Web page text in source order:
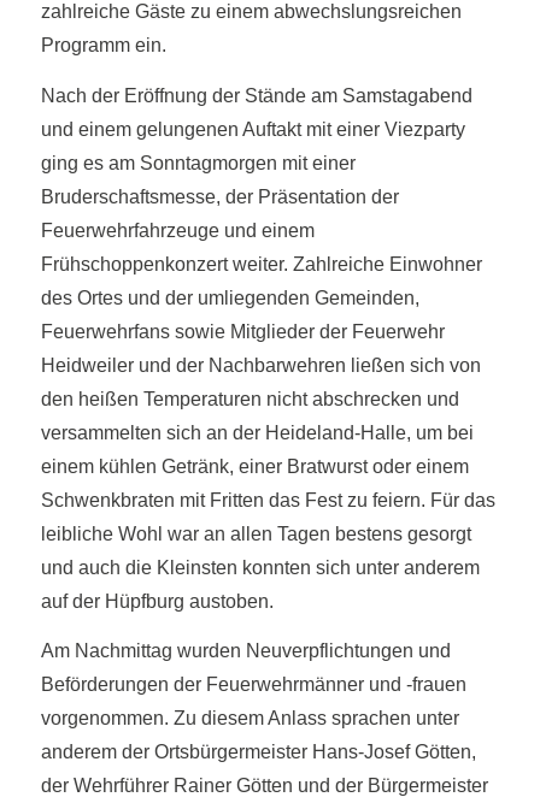
zahlreiche Gäste zu einem abwechslungsreichen
Programm ein.
Nach der Eröffnung der Stände am Samstagabend
und einem gelungenen Auftakt mit einer Viezparty
ging es am Sonntagmorgen mit einer
Bruderschaftsmesse, der Präsentation der
Feuerwehrfahrzeuge und einem
Frühschoppenkonzert weiter. Zahlreiche Einwohner
des Ortes und der umliegenden Gemeinden,
Feuerwehrfans sowie Mitglieder der Feuerwehr
Heidweiler und der Nachbarwehren ließen sich von
den heißen Temperaturen nicht abschrecken und
versammelten sich an der Heideland-Halle, um bei
einem kühlen Getränk, einer Bratwurst oder einem
Schwenkbraten mit Fritten das Fest zu feiern. Für das
leibliche Wohl war an allen Tagen bestens gesorgt
und auch die Kleinsten konnten sich unter anderem
auf der Hüpfburg austoben.
Am Nachmittag wurden Neuverpflichtungen und
Beförderungen der Feuerwehrmänner und -frauen
vorgenommen. Zu diesem Anlass sprachen unter
anderem der Ortsbürgermeister Hans-Josef Götten,
der Wehrführer Rainer Götten und der Bürgermeister